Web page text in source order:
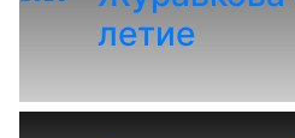
летие